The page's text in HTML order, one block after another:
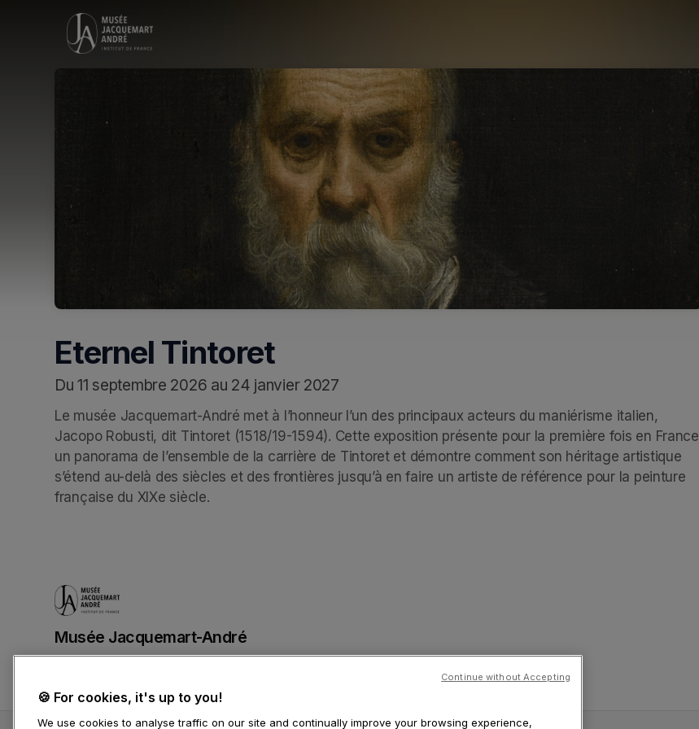
Skip header
Eternel Tintoret
Du 11 septembre 2026 au 24 janvier 2027
Le musée Jacquemart-André met à l’honneur l’un des principaux acteurs du maniérisme italien,
Jacopo Robusti, dit Tintoret (1518/19-1594). Cette exposition présente pour la première fois en France
un panorama de l’ensemble de la carrière de Tintoret et démontre comment son héritage artistique
s’étend au-delà des siècles et des frontières jusqu’à en faire un artiste de référence pour la peinture
française du XIXe siècle.
Musée Jacquemart-André
🍪 For cookies, it's up to you!
We use cookies to analyse traffic on our site and continually improve your browsing experience,
Continue without Accepting